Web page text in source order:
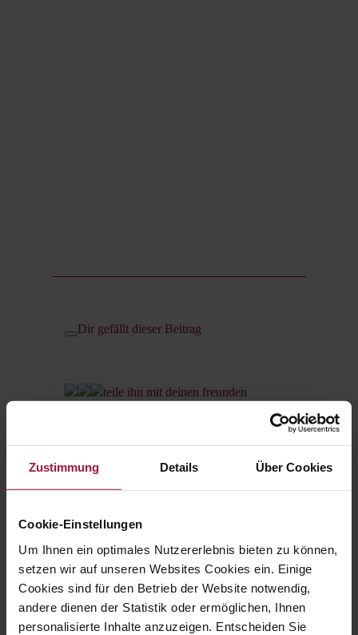
Zustimmung Details Über Cookies
Cookie-Einstellungen
Um Ihnen ein optimales Nutzererlebnis bieten zu können,
setzen wir auf unseren Websites Cookies ein. Einige
Cookies sind für den Betrieb der Website notwendig,
andere dienen der Statistik oder ermöglichen, Ihnen
personalisierte Inhalte anzuzeigen. Entscheiden Sie
Dir gefällt dieser Beitrag
teile ihn mit deinen freunden
Kategorien
Allgemein
Events
Hubersaktiv
Hubersfamily
Karriere